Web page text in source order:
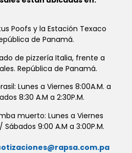
Poofs y la Estación Texaco
de Panamá.
de pizzería Italia, frente a
República de Panamá.
Lunes a Viernes 8:00A.M. a
8:30 A.M a 2:30P.M.
muerto: Lunes a Viernes
Sábados 9:00 A.M a 3:00P.M.